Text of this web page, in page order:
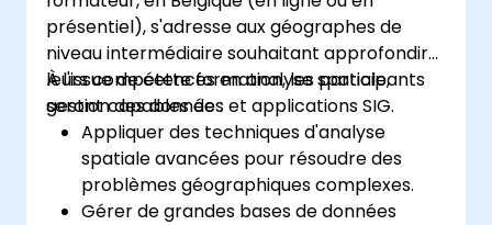
présentiel), s'adresse aux géographes de
niveau intermédiaire souhaitant approfondir
leurs compétences en analyse spatiale,
gestion des données et applications SIG.
À l'issue de cette formation, les participants
seront capables de :
Appliquer des techniques d'analyse
spatiale avancées pour résoudre des
problèmes géographiques complexes.
Gérer de grandes bases de données